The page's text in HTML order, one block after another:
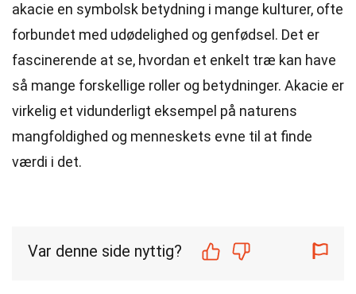
akacie en symbolsk betydning i mange kulturer, ofte
forbundet med udødelighed og genfødsel. Det er
fascinerende at se, hvordan et enkelt træ kan have
så mange forskellige roller og betydninger. Akacie er
virkelig et vidunderligt eksempel på naturens
mangfoldighed og menneskets evne til at finde
værdi i det.
Var denne side nyttig?